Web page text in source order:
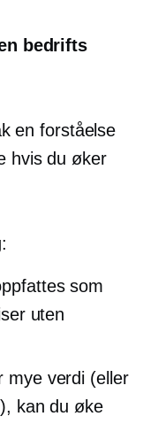
bedrifts
en forståelse
hvis du øker
som
uten
mye verdi (eller
kan du øke